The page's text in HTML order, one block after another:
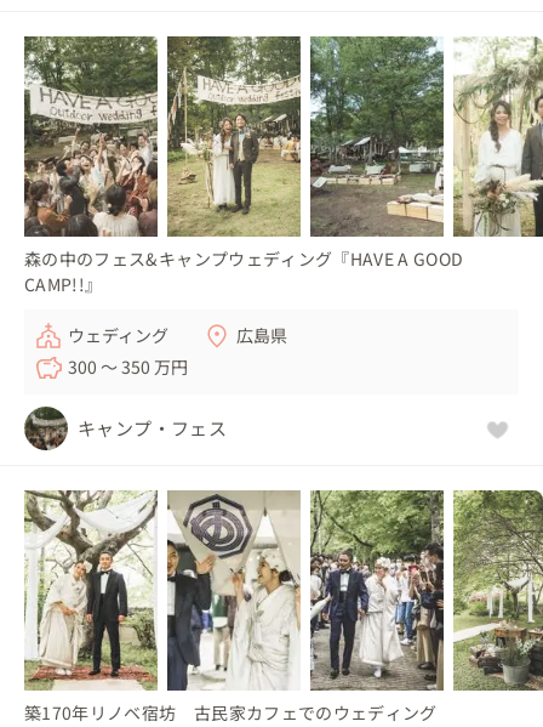
森の中のフェス&キャンプウェディング『HAVE A GOOD
CAMP!!』
ウェディング
広島県
300 〜 350 万円
キャンプ・フェス
築170年リノベ宿坊 古民家カフェでのウェディング